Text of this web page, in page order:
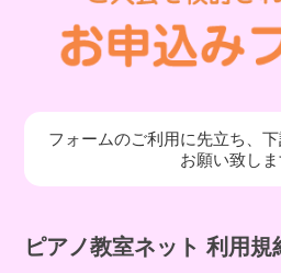
フォームのご利用に先立ち、
お願い致しま
ピアノ教室ネット 利用規